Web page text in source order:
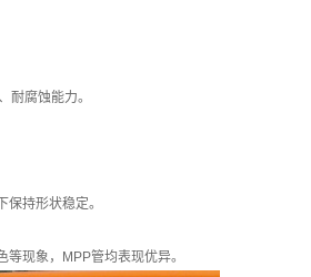
耐腐蚀能力。
持形状稳定。
现象，MPP管均表现优异。